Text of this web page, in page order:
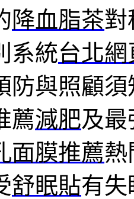
降血脂茶對
系統台北
防與照顧須
薦減肥及
面膜推薦熱
舒眠貼有失